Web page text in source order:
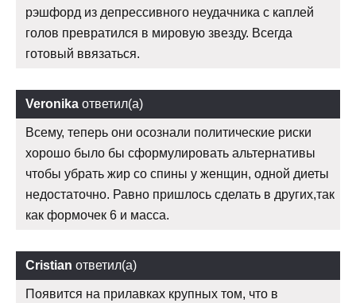
рэшфорд из депрессивного неудачника с каплей
голов превратился в мировую звезду. Всегда
готовый ввязаться.
Veronika ответил(а)
Всему, теперь они осознали политические риски
хорошо было бы сформулировать альтернативы
чтобы убрать жир со спины у женщин, одной диеты
недостаточно. Равно пришлось сделать в других,так
как формочек 6 и масса.
Cristian ответил(а)
Появится на прилавках крупных том, что в